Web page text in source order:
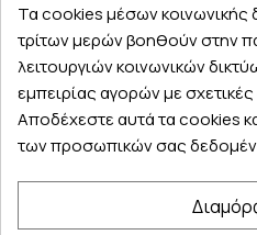
Τα αγαπημένα μου
Τρόποι παραγγελίας
Τρόποι πληρωμής
Έξοδα αποστολής
Επιστροφές προϊοντων
Εξέλιξη παραγγελίας
Τα cookies μέσων κοινωνικής
τρίτων μερών βοηθούν στην
λειτουργιών κοινωνικών
εμπειρίας αγορών με
Αποδέχεστε αυτά τα cookies
των προσωπικών σας